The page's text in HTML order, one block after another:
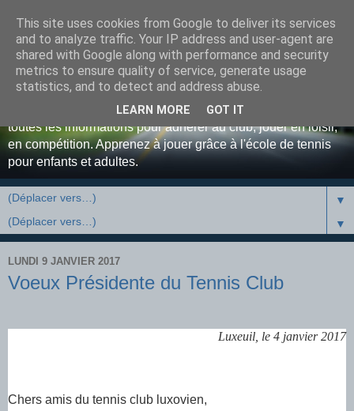
Bienvenue au Tennis Club
Luxovien ...
Site officiel du Tennis Club de Luxeuil-les-Bains. Retrouvez
toutes les informations pour adhérer au club, jouer en loisir,
en compétition. Apprenez à jouer grâce à l'école de tennis
pour enfants et adultes.
▼
▼
LUNDI 9 JANVIER 2017
Voeux Présidente du Tennis Club
Luxeuil, le 4 janvier 2017
Chers amis du tennis club luxovien,
This site uses cookies from Google to deliver its services
and to analyze traffic. Your IP address and user-agent are
shared with Google along with performance and security
metrics to ensure quality of service, generate usage
statistics, and to detect and address abuse.
LEARN MORE GOT IT